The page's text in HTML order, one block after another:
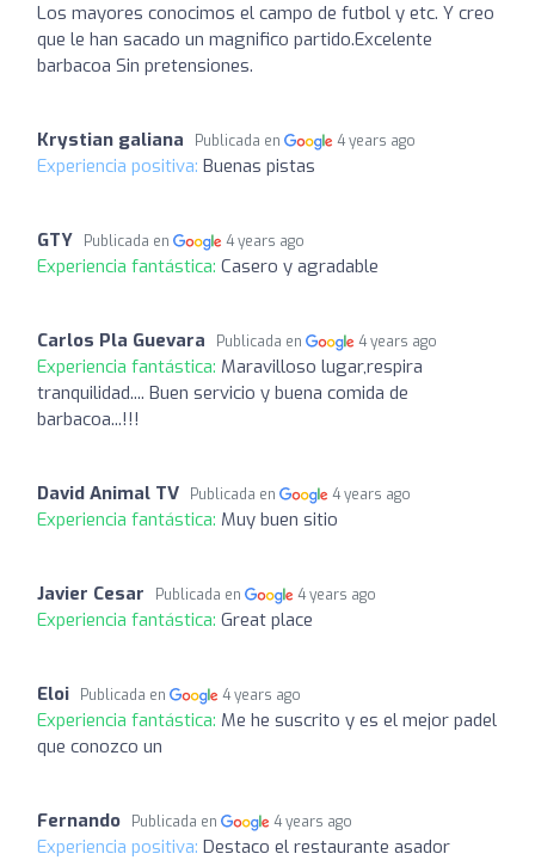
Los mayores conocimos el campo de futbol y etc. Y creo
que le han sacado un magnifico partido.Excelente
barbacoa Sin pretensiones.
Krystian galiana Publicada en 4 years ago
Experiencia positiva: Buenas pistas
GTY Publicada en 4 years ago
Experiencia fantástica: Casero y agradable
Carlos Pla Guevara Publicada en 4 years ago
Experiencia fantástica: Maravilloso lugar,respira
tranquilidad.... Buen servicio y buena comida de
barbacoa...!!!
David Animal TV Publicada en 4 years ago
Experiencia fantástica: Muy buen sitio
Javier Cesar Publicada en 4 years ago
Experiencia fantástica: Great place
Eloi Publicada en 4 years ago
Experiencia fantástica: Me he suscrito y es el mejor padel
que conozco un
Fernando Publicada en 4 years ago
Experiencia positiva: Destaco el restaurante asador